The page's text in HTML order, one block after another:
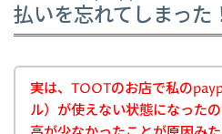
払いを忘れてしまった
実は、TOOTのお店で私の
ル）が使えない状態になった